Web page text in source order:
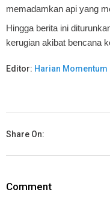
memadamkan api yang
Hingga berita ini
kerugian akibat bencana
Editor: Harian Momentum
Share On:
Comment